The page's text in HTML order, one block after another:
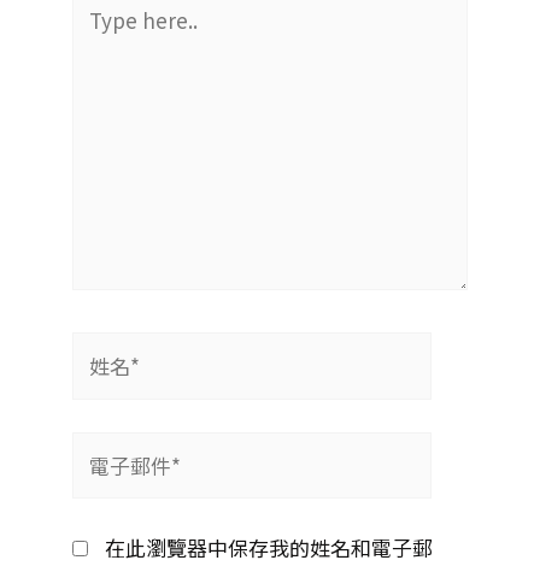
here..
名
件 在此瀏覽器中保存我的姓名和電子郵